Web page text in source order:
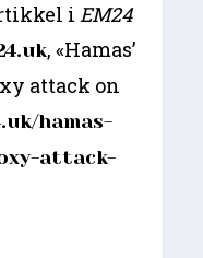
iEM24
, «Hamas’
attack on
hamas-
attack-